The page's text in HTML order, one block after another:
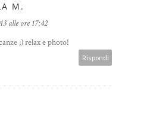
M.
alle ore 17:42
;) relax e photo!
Rispondi